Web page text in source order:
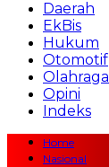
Daerah
EkBis
Hukum
Otomotif
Olahraga
Opini
Indeks
Home
Nasional